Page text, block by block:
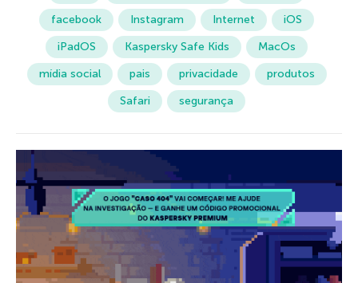
facebook
Instagram Internet
iOS
iPadOS
Kaspersky Safe Kids
MacOs
mídia social
pais privacidade
produtos
Safari
segurança